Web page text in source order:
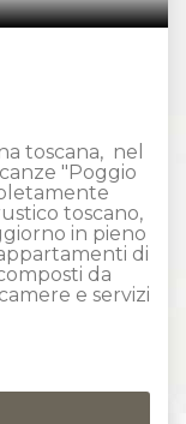
toscana, nel
"Poggio
toscano,
in pieno
di
da
e servizi